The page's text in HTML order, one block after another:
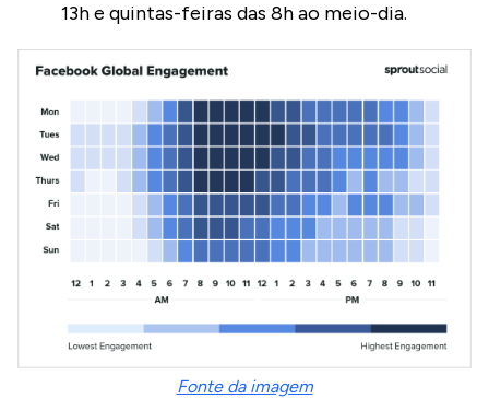
13h e quintas-feiras das 8h ao meio-dia.
Fonte da imagem